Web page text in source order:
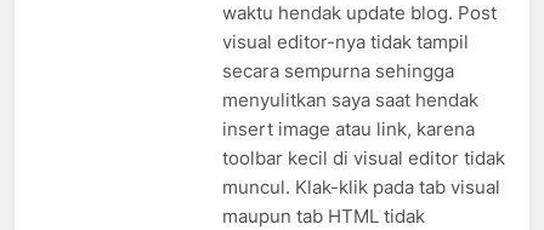
waktu hendak update blog. Post
visual editor-nya tidak tampil
secara sempurna sehingga
menyulitkan saya saat hendak
insert image atau link, karena
toolbar kecil di visual editor tidak
muncul. Klak-klik pada tab visual
maupun tab HTML tidak